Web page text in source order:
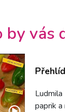
by vás
paprik a